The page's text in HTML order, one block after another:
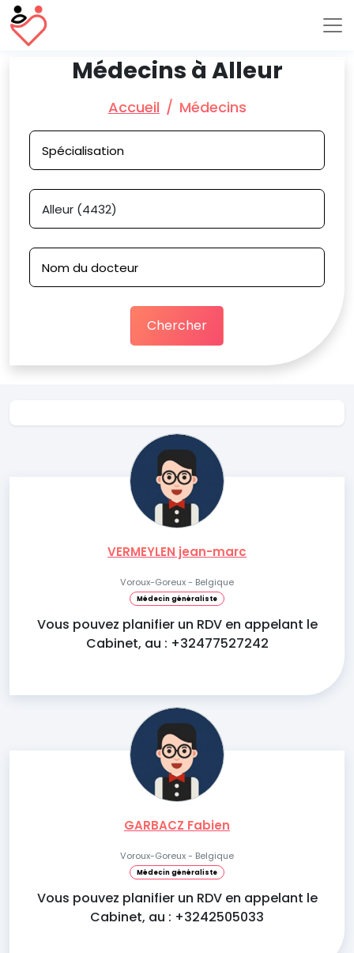
Médecins à Alleur
Accueil Médecins
Chercher
VERMEYLEN jean-marc
Voroux-Goreux - Belgique
Médecin généraliste
Vous pouvez planifier un RDV en appelant le
Cabinet, au : +32477527242
GARBACZ Fabien
Voroux-Goreux - Belgique
Médecin généraliste
Vous pouvez planifier un RDV en appelant le
Cabinet, au : +3242505033